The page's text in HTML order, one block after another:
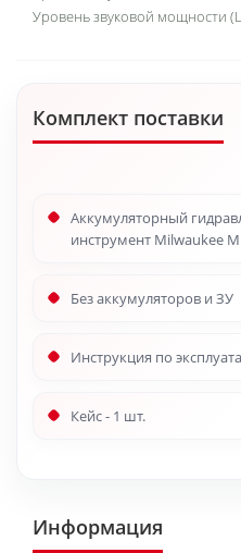
Уровень звуковой мощности
Комплект поставки
Аккумуляторный
инструмент Milwaukee
Без аккумуляторов и ЗУ
Инструкция по
Кейс - 1 шт.
Информация